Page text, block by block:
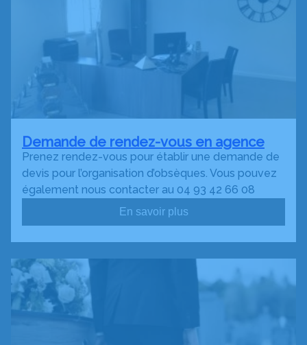
Demande de rendez-vous en agence
Prenez rendez-vous pour établir une demande de
devis pour l’organisation d’obsèques. Vous pouvez
également nous contacter au 04 93 42 66 08
En savoir plus